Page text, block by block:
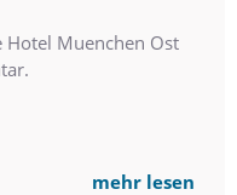
Muenchen Ost
mehr lesen